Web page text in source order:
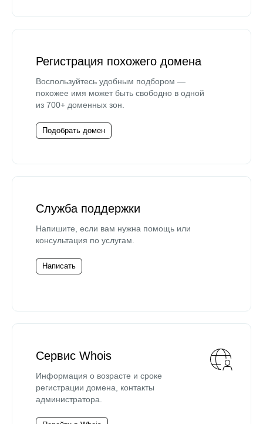
Регистрация похожего домена
Воспользуйтесь удобным подбором —
похожее имя может быть свободно в одной
из 700+ доменных зон.
Подобрать домен
Служба поддержки
Напишите, если вам нужна помощь или
консультация по услугам.
Написать
Сервис Whois
Информация о возрасте и сроке
регистрации домена, контакты
администратора.